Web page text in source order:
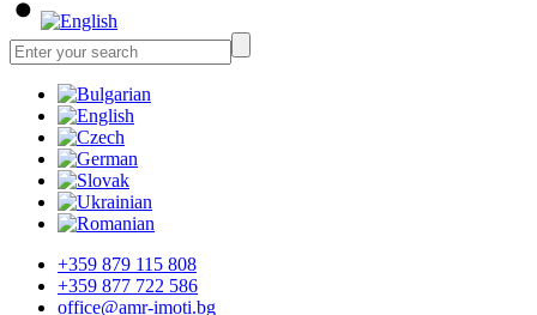
+359 879 115 808
+359 877 722 586
office@amr-imoti.bg